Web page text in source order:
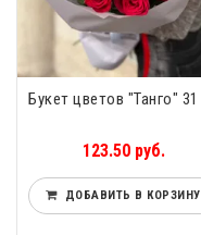
123.50 руб.
ДОБАВИТЬ В КОРЗИНУ